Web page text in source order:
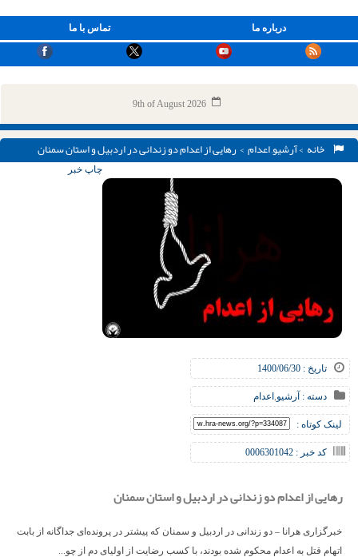
تماس با ما درباره ما
9th of August 2026
خانه >آرشیو,اعدام> رهایی از اعدام دو زندانی در اردبیل و استان سمنان
تاریخ : 1400/06/30
دسته : آرشیو,اعدام
لینک کوتاه :
کد خبر : 0006301042
چاپ خبر
رهایی از اعدام دو زندانی در اردبیل و استان سمنان
خبرگزاری هرانا – دو زندانی در اردبیل و سمنان که پیشتر در پرونده‌ای جداگانه از بابت
اتهام قتل به اعدام محکوم شده بودند، با کسب رضایت از اولیای دم از چو...